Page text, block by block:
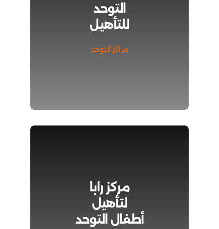
التوحد
للتأهيل
مراكز التوحد
مركز رابا
لتأهيل
أطفال التوحد